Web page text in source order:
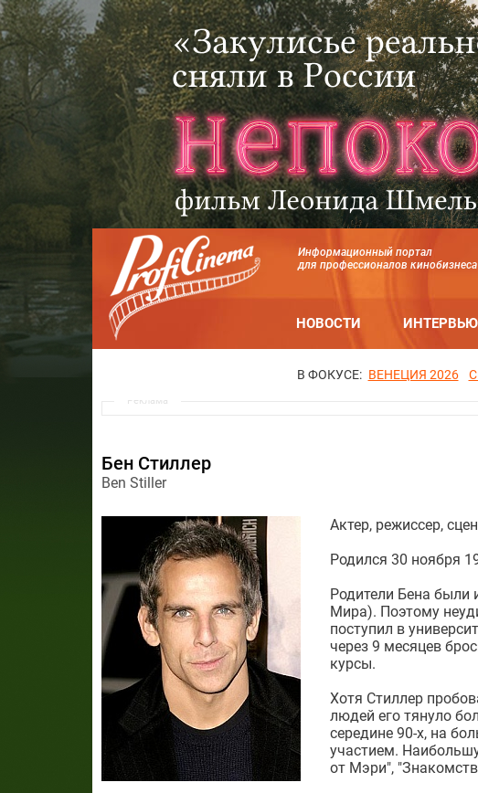
Информационный портал
для профессионалов кинобизнеса
НОВОСТИ ИНТЕРВЬЮ
В ФОКУСЕ: ВЕНЕЦИЯ 2026
Реклама
Бен Стиллер
Ben Stiller
Актер, режиссер,
Родился 30 ноября
Родители Бена
Мира). Поэтому
поступил в
через 9 месяцев
курсы.
Хотя Стиллер
людей его тянуло
середине 90-х, на
участием.
от Мэри",